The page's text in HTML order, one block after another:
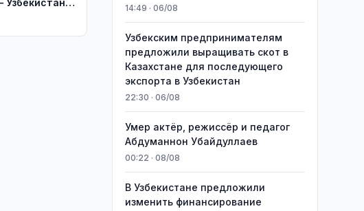
Узбекистан
14:49 · 06/08
Узбекским предпринимателям
предложили выращивать скот в
Казахстане для последующего
экспорта в Узбекистан
22:30 · 06/08
Умер актёр, режиссёр и педагог
Абдуманнон Убайдуллаев
00:22 · 08/08
В Узбекистане предложили
изменить финансирование